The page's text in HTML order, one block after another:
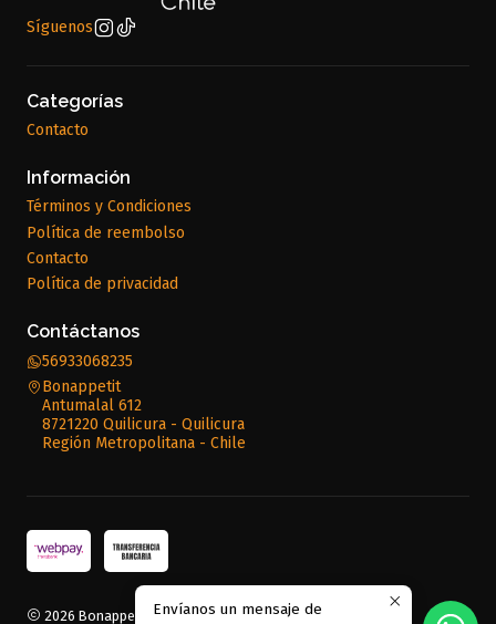
Síguenos
Categorías
Contacto
Información
Términos y Condiciones
Política de reembolso
Contacto
Política de privacidad
Contáctanos
56933068235
Bonappetit
Antumalal 612
8721220 Quilicura - Quilicura
Región Metropolitana - Chile
2026 Bonappetit. Envíanos un mensaje de